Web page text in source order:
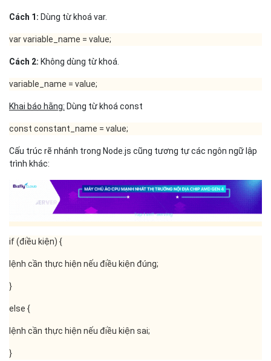
Cách 1: Dùng từ khoá var.
var variable_name = value;
Cách 2: Không dùng từ khoá.
variable_name = value;
Khai báo hằng: Dùng từ khoá const
const constant_name = value;
Cấu trúc rẽ nhánh trong Node.js cũng tương tự các ngôn ngữ lập
trình khác:
if (điều kiện) {
lệnh cần thực hiện nếu điều kiện đúng;
}
else {
lệnh cần thực hiện nếu điều kiện sai;
}